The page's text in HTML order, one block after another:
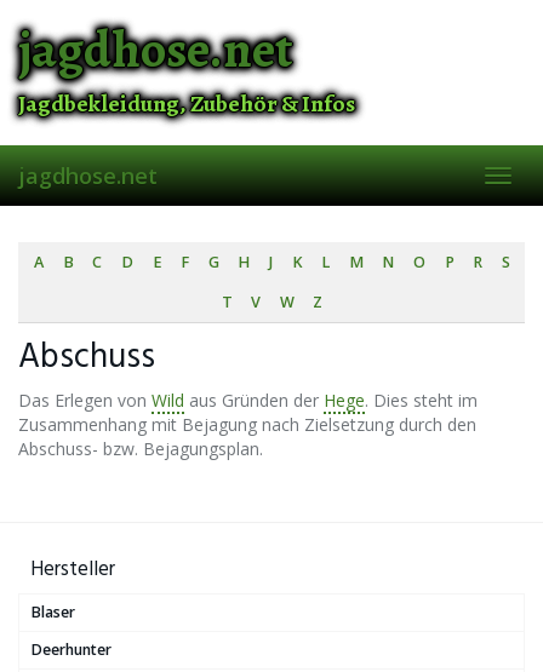
to
main
content
jagdhose.net
Jagdbekleidung, Zubehör & Infos
jagdhose.net
A B C D E F G H J K L M N O P R
S
T
V W Z
Abschuss
Das Erlegen von Wild aus Gründen der Hege. Dies steht im
Zusammenhang mit Bejagung nach Zielsetzung durch den
Abschuss- bzw. Bejagungsplan.
Hersteller
Blaser
Deerhunter